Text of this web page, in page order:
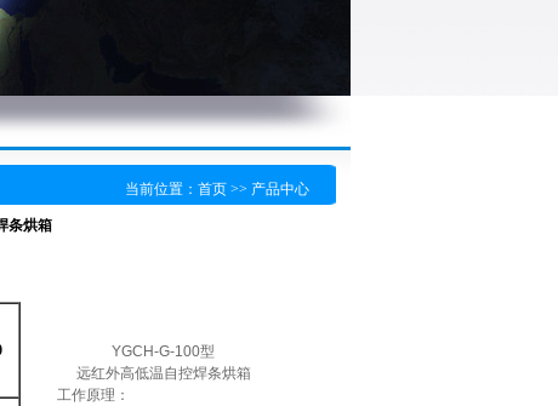
当前位置： 首页 >> 产品中心
条烘箱
YGCH-G-100型
远红外高低温自控焊条烘箱
工作原理：